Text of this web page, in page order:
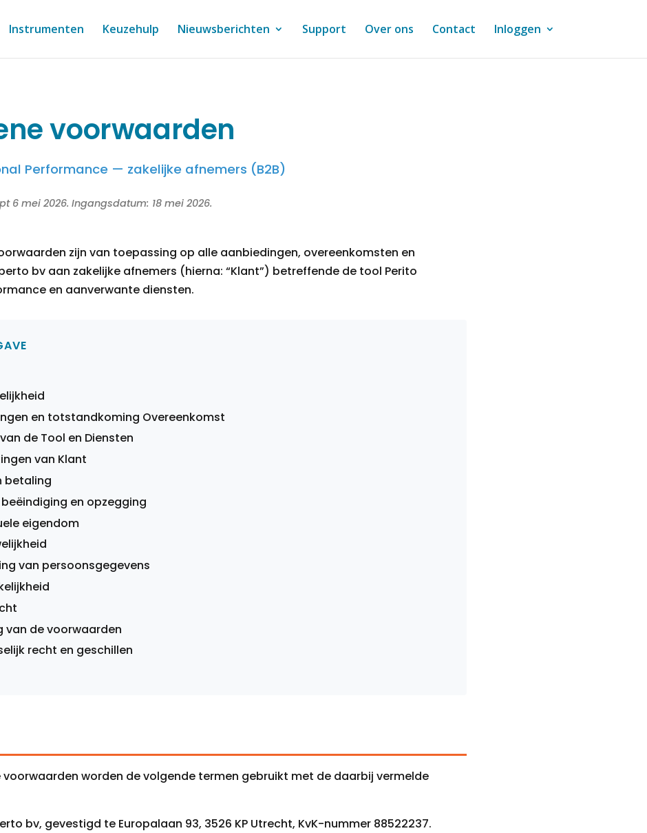
Instrumenten Keuzehulp Nieuwsberichten Support Over ons Contact Inloggen
voorwaarden
Performance — zakelijke afnemers (B2B)
6 mei 2026. Ingangsdatum: 18 mei 2026.
zijn van toepassing op alle aanbiedingen, overeenkomsten en
bv aan zakelijke afnemers (hierna: “Klant”) betreffende de tool Perito
en aanverwante diensten.
en totstandkoming Overeenkomst
de Tool en Diensten
van Klant
betaling
en opzegging
eigendom
van persoonsgegevens
van de voorwaarden
recht en geschillen
voorwaarden worden de volgende termen gebruikt met de daarbij vermelde
bv, gevestigd te Europalaan 93, 3526 KP Utrecht, KvK-nummer 88522237.